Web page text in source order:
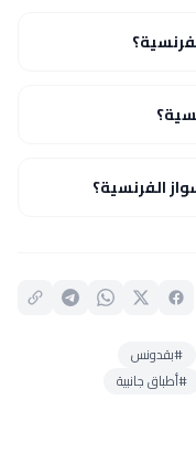
الفرنسية؟
#بقدونس
#أطباق جانبية